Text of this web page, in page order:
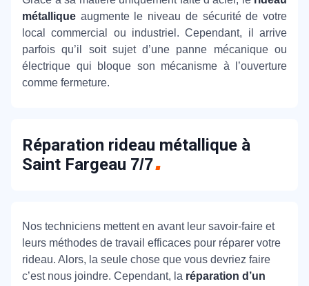
métallique augmente le niveau de sécurité de votre
local commercial ou industriel. Cependant, il arrive
parfois qu’il soit sujet d’une panne mécanique ou
électrique qui bloque son mécanisme à l’ouverture
comme fermeture.
Réparation rideau métallique à
Saint Fargeau 7/7
Nos techniciens mettent en avant leur savoir-faire et
leurs méthodes de travail efficaces pour réparer votre
rideau. Alors, la seule chose que vous devriez faire
c’est nous joindre. Cependant, la réparation d’un